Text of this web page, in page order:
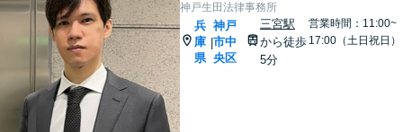
神戸生田法律事務所
兵
庫
県
|
神戸
市中
央区
三宮駅
から徒歩
5分
営業時間：11:00~
17:00（土日祝日）